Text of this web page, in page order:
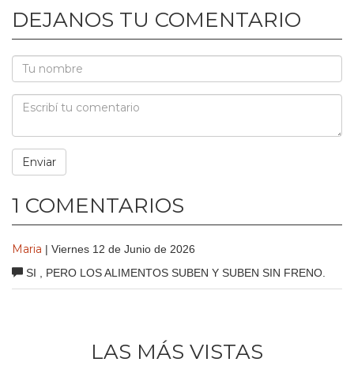
DEJANOS TU COMENTARIO
1 COMENTARIOS
Maria | Viernes 12 de Junio de 2026
SI , PERO LOS ALIMENTOS SUBEN Y SUBEN SIN FRENO.
LAS MÁS VISTAS